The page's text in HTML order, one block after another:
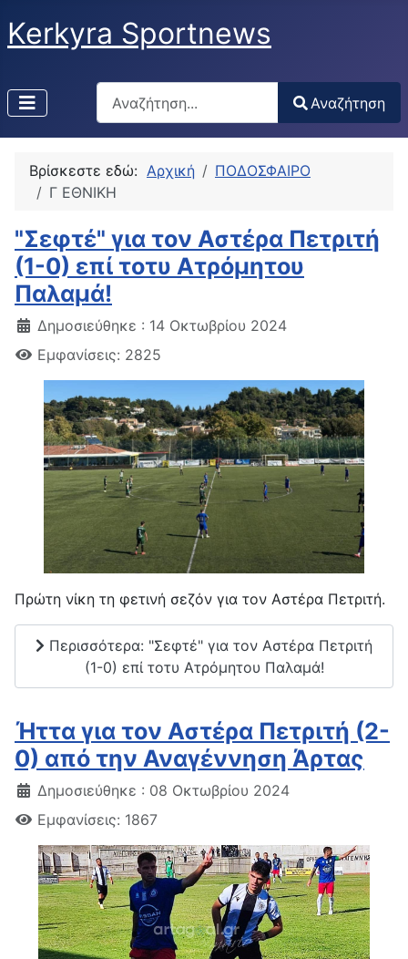
Kerkyra Sportnews
Αναζήτηση
Type 2 or more characters for results.
Αναζήτηση
Βρίσκεστε εδώ: Αρχική
ΠΟΔΟΣΦΑΙΡΟ
Γ ΕΘΝΙΚΗ
"Σεφτέ" για τον Αστέρα Πετριτή
(1-0) επί τοτυ Ατρόμητου
Παλαμά!
Δημοσιεύθηκε : 14 Οκτωβρίου 2024
Εμφανίσεις: 2825
Πρώτη νίκη τη φετινή σεζόν για τον Αστέρα Πετριτή.
Περισσότερα: "Σεφτέ" για τον Αστέρα Πετριτή
(1-0) επί τοτυ Ατρόμητου Παλαμά!
Ήττα για τον Αστέρα Πετριτή (2-
0) από την Αναγέννηση Άρτας
Δημοσιεύθηκε : 08 Οκτωβρίου 2024
Εμφανίσεις: 1867